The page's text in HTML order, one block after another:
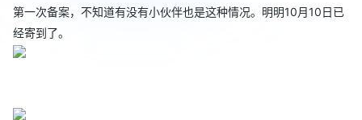
第一次备案，不知道有没有小伙伴也是这种情况。明明10月10日已
经寄到了。